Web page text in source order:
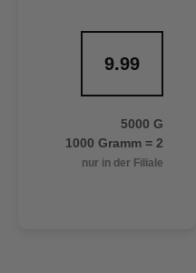
9.99
5000 G
1000 Gramm = 2
nur in der Filiale